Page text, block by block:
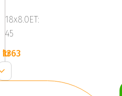
Silver
18x8.0ET:
45
1363 kr